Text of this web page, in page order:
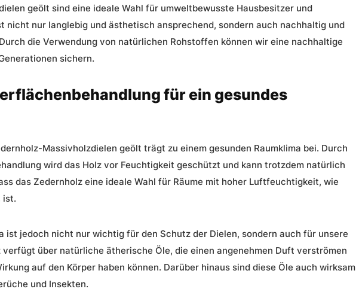
geölt sind eine ideale Wahl für umweltbewusste Hausbesitzer und
nicht nur langlebig und ästhetisch ansprechend, sondern auch nachhaltig und
die Verwendung von natürlichen Rohstoffen können wir eine nachhaltige
sichern.
für ein gesundes
Massivholzdielen geölt trägt zu einem gesunden Raumklima bei. Durch
wird das Holz vor Feuchtigkeit geschützt und kann trotzdem natürlich
das Zedernholz eine ideale Wahl für Räume mit hoher Luftfeuchtigkeit, wie
ist.
ist jedoch nicht nur wichtig für den Schutz der Dielen, sondern auch für unsere
verfügt über natürliche ätherische Öle, die einen angenehmen Duft verströmen
auf den Körper haben können. Darüber hinaus sind diese Öle auch wirksam
und Insekten.